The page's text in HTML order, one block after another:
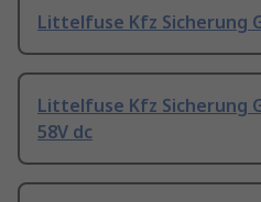
Littelfuse Kfz Sicherung
Littelfuse Kfz Sicherung
58V dc